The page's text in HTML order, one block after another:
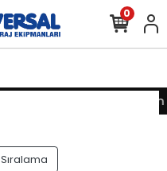
Toptan alımlarınız için
0
Sıralama